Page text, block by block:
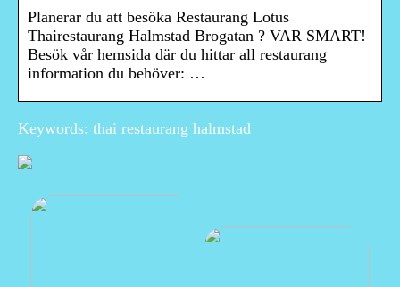
Planerar du att besöka Restaurang Lotus
Thairestaurang Halmstad Brogatan ? VAR SMART!
Besök vår hemsida där du hittar all restaurang
information du behöver: …
Keywords: thai restaurang halmstad